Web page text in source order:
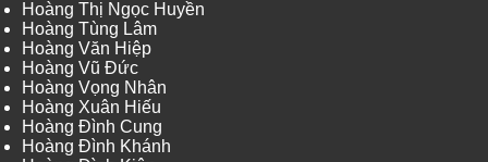
Hoàng Thị Ngọc Huyền
Hoàng Tùng Lâm
Hoàng Văn Hiệp
Hoàng Vũ Đức
Hoàng Vọng Nhân
Hoàng Xuân Hiếu
Hoàng Đình Cung
Hoàng Đình Khánh